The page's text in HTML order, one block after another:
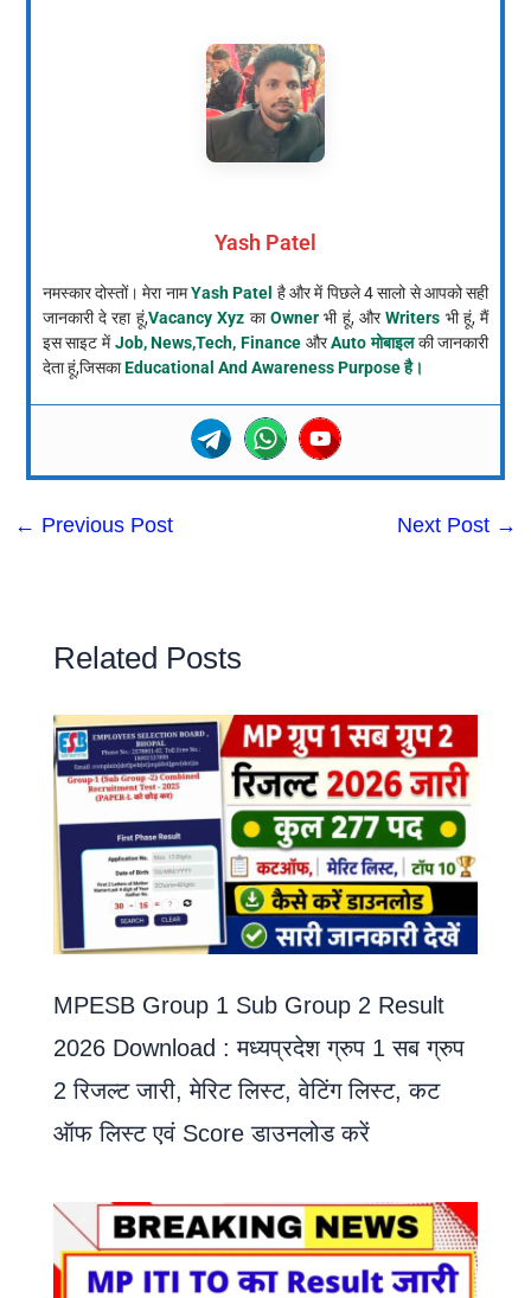
Yash Patel
नमस्कार दोस्तों। मेरा नामYash Patel है और में पिछले 4 सालो से आपको सही
जानकारी दे रहा हूं,Vacancy Xyz काOwnerभी हूं, औरWriters भी हूं, मैं
इस साइट मेंJob, News,Tech, Finance औरAuto मोबाइलकी जानकारी
देता हूं,जिसकाEducational And Awareness Purpose है।
← Previous Post Next Post →
Related Posts
MPESB Group 1 Sub Group 2 Result
2026 Download : मध्यप्रदेश ग्रुप 1 सब ग्रुप
2 रिजल्ट जारी, मेरिट लिस्ट, वेटिंग लिस्ट, कट
ऑफ लिस्ट एवं Score डाउनलोड करें